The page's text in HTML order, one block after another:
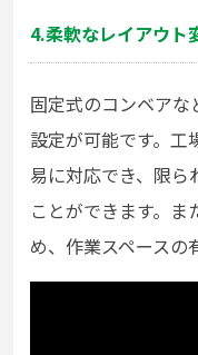
4.柔軟なレイアウト
固定式のコンベアな
設定が可能です。工
易に対応でき、限ら
ことができます。
め、作業スペースの